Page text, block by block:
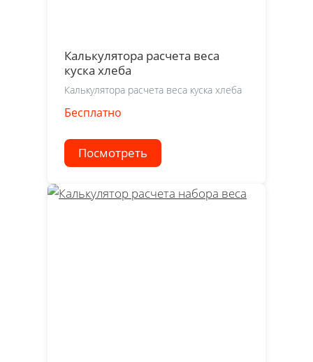
Калькулятора расчета веса
куска хлеба
Калькулятора расчета веса куска хлеба
Бесплатно
Посмотреть